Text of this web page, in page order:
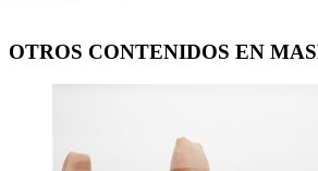
OTROS CONTENIDOS EN